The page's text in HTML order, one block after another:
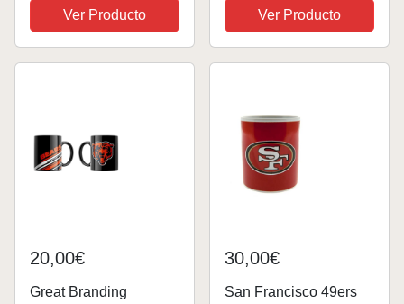
Superbowl Super Bowl
LVI 330 ml
Ver Producto
2021 Superbowl Super
Bowl LVI 450 ml
Ver Producto
20,00€
Great Branding
30,00€
San Francisco 49ers